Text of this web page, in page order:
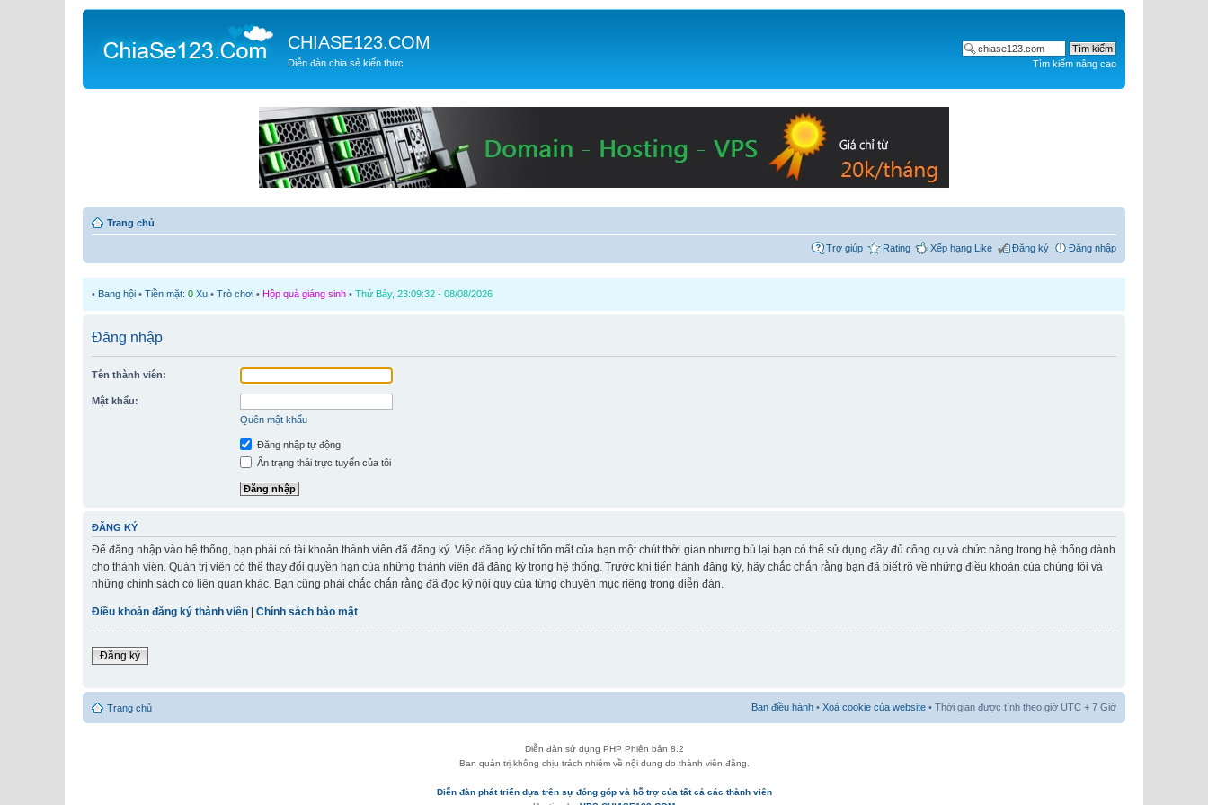
CHIASE123.COM
Diễn đàn chia sẻ kiến thức Tìm kiếm nâng cao
Trang chủ
Trợ giúp Rating Xếp hạng Like Đăng ký Đăng nhập
• Bang hội • Tiền mặt: 0 Xu • Trò chơi • Hộp quà giáng sinh • Thứ Bảy, 23:09:32 - 08/08/2026
Đăng nhập
Tên thành viên:
Mật khẩu:
Quên mật khẩu
Đăng nhập tự động
Ẩn trạng thái trực tuyến của tôi
ĐĂNG KÝ
Để đăng nhập vào hệ thống, bạn phải có tài khoản thành viên đã đăng ký. Việc đăng ký chỉ tốn mất của bạn một chút thời gian nhưng bù lại bạn có thể sử dụng đầy đủ công cụ và chức năng trong hệ thống dành
cho thành viên. Quản trị viên có thể thay đổi quyền hạn của những thành viên đã đăng ký trong hệ thống. Trước khi tiến hành đăng ký, hãy chắc chắn rằng bạn đã biết rõ về những điều khoản của chúng tôi và
những chính sách có liên quan khác. Bạn cũng phải chắc chắn rằng đã đọc kỹ nội quy của từng chuyên mục riêng trong diễn đàn.
Điều khoản đăng ký thành viên Chính sách bảo mật
Đăng ký
Trang chủ Ban điều hành • Xoá cookie của website • Thời gian được tính theo giờ UTC + 7 Giờ
Diễn đàn sử dụng PHP Phiên bản 8.2
Ban quản trị không chịu trách nhiệm về nội dung do thành viên đăng.
Diễn đàn phát triển dựa trên sự đóng góp và hỗ trợ của tất cả các thành viên